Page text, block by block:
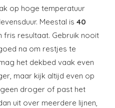
op hoge temperatuur
Meestal is 40
resultaat. Gebruik nooit
na om restjes te
het dekbed vaak even
maar kijk altijd even op
droger of past het
uit over meerdere lijnen,